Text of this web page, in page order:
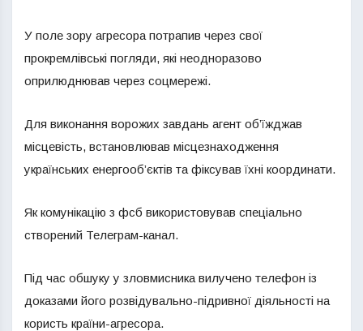
У поле зору агресора потрапив через свої
прокремлівські погляди, які неодноразово
оприлюднював через соцмережі.
Для виконання ворожих завдань агент об’їжджав
місцевість, встановлював місцезнаходження
українських енергооб’єктів та фіксував їхні координати.
Як комунікацію з фсб використовував спеціально
створений Телеграм-канал.
Під час обшуку у зловмисника вилучено телефон із
доказами його розвідувально-підривної діяльності на
користь країни-агресора.